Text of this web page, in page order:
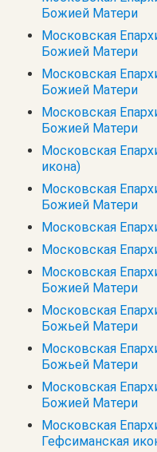
Божией Матери
Московская
Божией Матери
Московская
Божией Матери
Московская
Божией Матери
Московская
икона)
Московская
Божией Матери
Московская
Московская
Московская
Божией Матери
Московская
Божьей Матери
Московская
Божьей Матери
Московская
Божией Матери
Московская
Гефсиманская